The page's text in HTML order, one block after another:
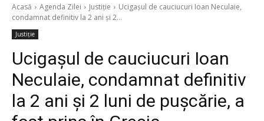
Acasă Agenda Zilei Justiție
Ucigașul de cauciucuri Ioan Neculaie,
condamnat definitiv la 2 ani și 2...
Justiție
Ucigașul de cauciucuri Ioan
Neculaie, condamnat definitiv
la 2 ani și 2 luni de pușcărie, a